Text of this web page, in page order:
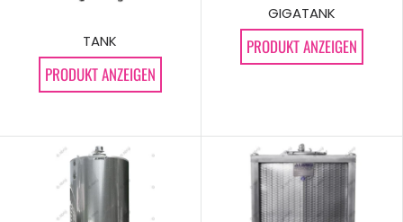
TANK
PRODUKT ANZEIGEN
GIGATANK
PRODUKT ANZEIGEN